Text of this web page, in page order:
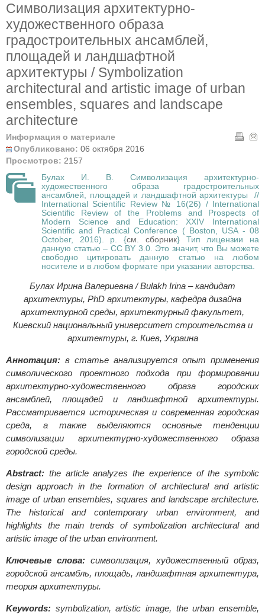
Символизация архитектурно-
художественного образа
градостроительных ансамблей,
площадей и ландшафтной
архитектуры / Symbolization
architectural and artistic image of urban
ensembles, squares and landscape
architecture
Информация о материале
Опубликовано: 06 октября 2016
Просмотров: 2157
Булах И. В. Символизация архитектурно-
художественного образа градостроительных
ансамблей, площадей и ландшафтной архитектуры //
International Scientific Review № 16(26) / International
Scientific Review of the Problems and Prospects of
Modern Science and Education: XXIV International
Scientific and Practical Conference ( Boston, USA - 08
October, 2016). p. {см. сборник} Тип лицензии на
данную статью – CC BY 3.0. Это значит, что Вы можете
свободно цитировать данную статью на любом
носителе и в любом формате при указании авторства.
Булах Ирина Валериевна / Bulakh Irina – кандидат
архитектуры, PhD архитектуры, кафедра дизайна
архитектурной среды, архитектурный факультет,
Киевский национальный университет строительства и
архитектуры, г. Киев, Украина
Аннотация: в статье анализируется опыт применения
символического проектного подхода при формировании
архитектурно-художественного образа городских
ансамблей, площадей и ландшафтной архитектуры.
Рассматривается историческая и современная городская
среда, а также выделяются основные тенденции
символизации архитектурно-художественного образа
городской среды.
Abstract: the article analyzes the experience of the symbolic
design approach in the formation of architectural and artistic
image of urban ensembles, squares and landscape architecture.
The historical and contemporary urban environment, and
highlights the main trends of symbolization architectural and
artistic image of the urban environment.
Ключевые слова: символизация, художественный образ,
городской ансамбль, площадь, ландшафтная архитектура,
теория архитектуры.
Keywords: symbolization, artistic image, the urban ensemble,